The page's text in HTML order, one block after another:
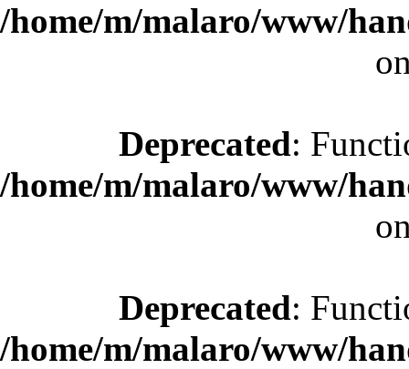
/home/m/malaro/www/
Deprecated:
/home/m/malaro/www/
Deprecated:
/home/m/malaro/www/